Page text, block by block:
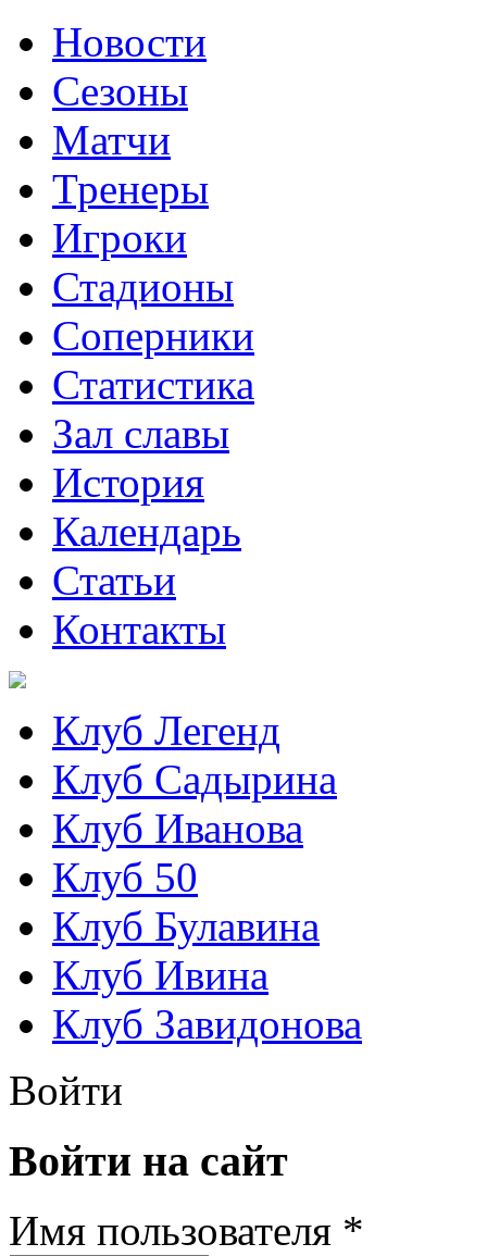
Новости
Сезоны
Матчи
Тренеры
Игроки
Стадионы
Соперники
Статистика
Зал славы
История
Календарь
Статьи
Контакты
Клуб Легенд
Клуб Садырина
Клуб Иванова
Клуб 50
Клуб Булавина
Клуб Ивина
Клуб Завидонова
Войти
Войти на сайт
Имя пользователя *